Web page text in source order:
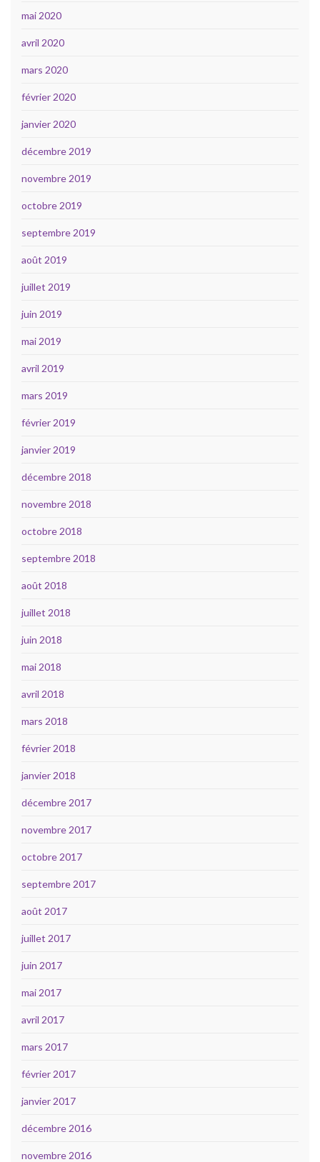
mai 2020
avril 2020
mars 2020
février 2020
janvier 2020
décembre 2019
novembre 2019
octobre 2019
septembre 2019
août 2019
juillet 2019
juin 2019
mai 2019
avril 2019
mars 2019
février 2019
janvier 2019
décembre 2018
novembre 2018
octobre 2018
septembre 2018
août 2018
juillet 2018
juin 2018
mai 2018
avril 2018
mars 2018
février 2018
janvier 2018
décembre 2017
novembre 2017
octobre 2017
septembre 2017
août 2017
juillet 2017
juin 2017
mai 2017
avril 2017
mars 2017
février 2017
janvier 2017
décembre 2016
novembre 2016